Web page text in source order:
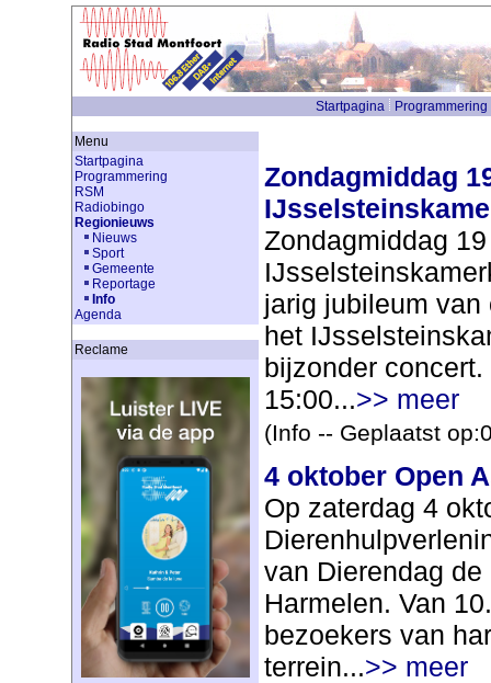
Startpagina Programmering
Menu
Startpagina
Programmering
RSM
Radiobingo
Regionieuws
Nieuws
Sport
Gemeente
Reportage
Info
Agenda
Reclame
Zondagmiddag
Zondagmiddag
jarig jubileum van
het
bijzonder
15:00...>> meer
(Info -- Geplaatst
4 oktober Open
Op zaterdag 4
van Dierendag
Harmelen. Van
bezoekers van
terrein...>> meer